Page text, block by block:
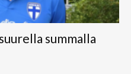
summalla